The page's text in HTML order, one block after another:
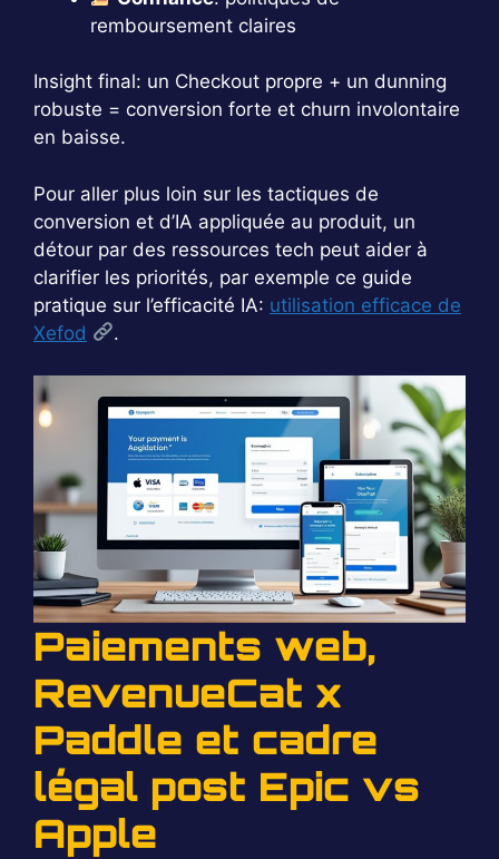
remboursement claires
Insight final: un Checkout propre + un dunning
robuste = conversion forte et churn involontaire
en baisse.
Pour aller plus loin sur les tactiques de
conversion et d’IA appliquée au produit, un
détour par des ressources tech peut aider à
clarifier les priorités, par exemple ce guide
pratique sur l’efficacité IA: utilisation efficace de
Xefod
.
Paiements web,
RevenueCat x
Paddle et cadre
légal post Epic vs
Apple